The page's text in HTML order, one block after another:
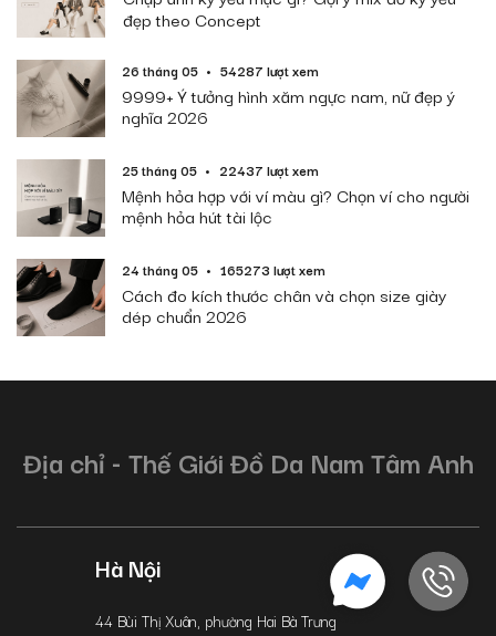
đẹp theo Concept
26 tháng 05 54287 lượt xem
9999+ Ý tưởng hình xăm ngực nam, nữ đẹp ý
nghĩa 2026
25 tháng 05 22437 lượt xem
Mệnh hỏa hợp với ví màu gì? Chọn ví cho người
mệnh hỏa hút tài lộc
24 tháng 05 165273 lượt xem
Cách đo kích thước chân và chọn size giày
dép chuẩn 2026
Địa chỉ - Thế Giới Đồ Da Nam Tâm Anh
Hà Nội
44 Bùi Thị Xuân, phường Hai Bà Trưng